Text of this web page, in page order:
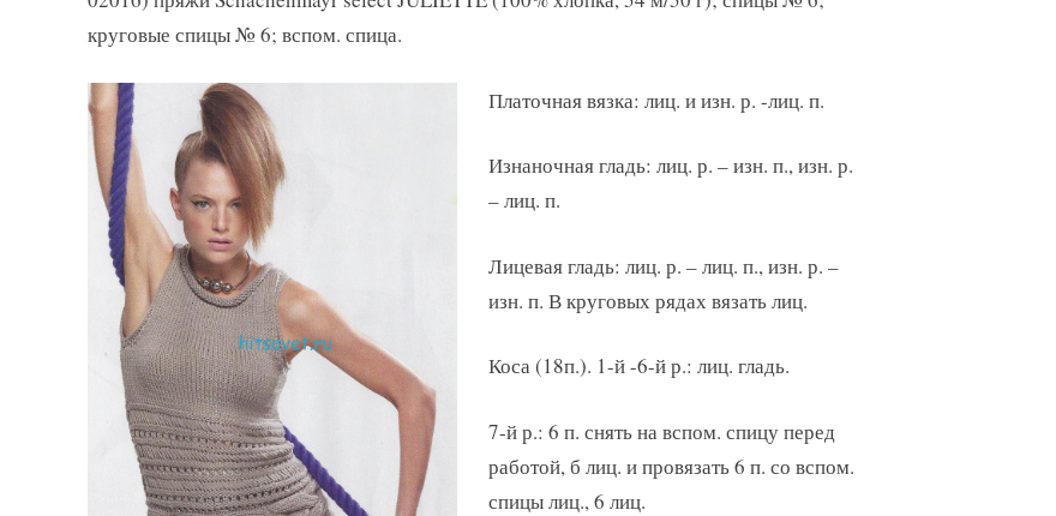
круговые спицы № 6; вспом. спица.
Платочная вязка: лиц. и изн. р. -лиц. п.
Изнаночная гладь: лиц. р. – изн. п., изн. р.
– лиц. п.
Лицевая гладь: лиц. р. – лиц. п., изн. р. –
изн. п. В круговых рядах вязать лиц.
Коса (18п.). 1-й -6-й р.: лиц. гладь.
7-й р.: 6 п. снять на вспом. спицу перед
работой, б лиц. и провязать 6 п. со вспом.
спицы лиц., 6 лиц.